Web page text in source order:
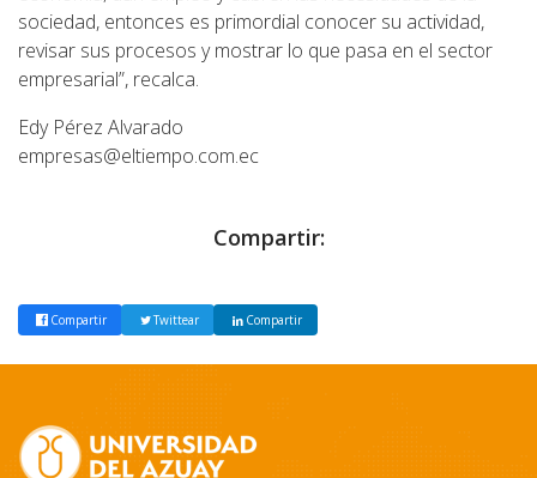
sociedad, entonces es primordial conocer su actividad,
revisar sus procesos y mostrar lo que pasa en el sector
empresarial”, recalca.
Edy Pérez Alvarado
empresas@eltiempo.com.ec
Compartir:
Compartir Twittear Compartir
Footer